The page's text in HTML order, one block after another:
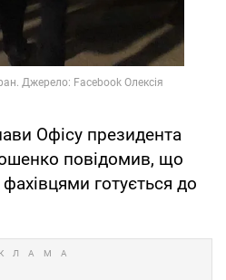
Офісу президента
повідомив, що
готується до